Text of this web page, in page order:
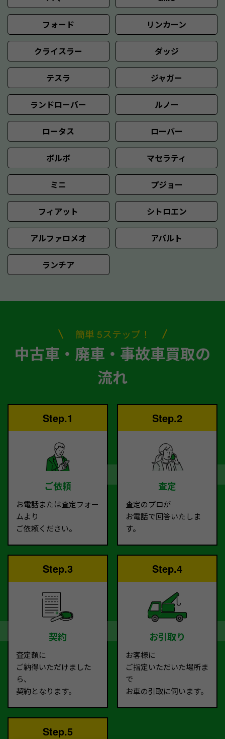
フォード リンカーン
クライスラー ダッジ
テスラ ジャガー
ランドローバー ルノー
ロータス ローバー
ボルボ マセラティ
ミニ プジョー
フィアット シトロエン
アルファロメオ アバルト
ランチア
簡単 5ステップ！
中古車・廃車・事故車買取の
流れ
Step.1
ご依頼
お電話または査定フォー
ムより
ご依頼ください。
Step.2
査定
査定のプロが
お電話で回答いたしま
す。
Step.3
契約
査定額に
ご納得いただけました
ら、
契約となります。
Step.4
お引取り
お客様に
ご指定いただいた場所ま
で
お車の引取に伺います。
Step.5